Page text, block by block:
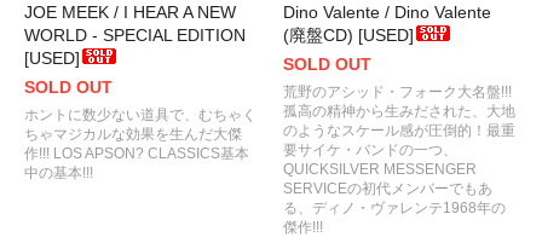
JOE MEEK / I HEAR A NEW
WORLD - SPECIAL EDITION
[USED]
SOLD OUT
ホントに数少ない道具で、むちゃく
ちゃマジカルな効果を生んだ大傑
作!!! LOS APSON? CLASSICS基本
中の基本!!!
Dino Valente / Dino Valente
(廃盤CD) [USED]
SOLD OUT
荒野のアシッド・フォーク大名盤!!!
孤高の精神から生みだされた、大地
のようなスケール感が圧倒的！最重
要サイケ・バンドの一つ、
QUICKSILVER MESSENGER
SERVICEの初代メンバーでもあ
る、ディノ・ヴァレンテ1968年の
傑作!!!